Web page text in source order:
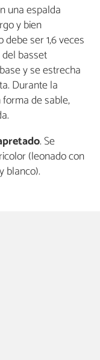
una espalda
y bien
ser 1,6 veces
basset
y se estrecha
Durante la
de sable,
. Se
(leonado con
blanco).